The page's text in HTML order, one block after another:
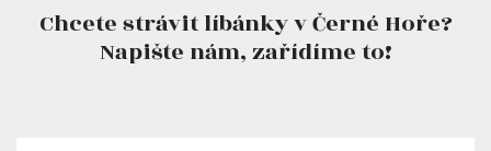
Chcete strávit líbánky v Černé Hoře?
Napište nám, zařídíme to!